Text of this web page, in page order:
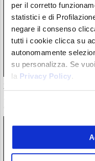
per il corretto
statistici e di
negare il consenso
tutti i cookie clicca su
autonomamente
su personalizza. Se
la Privacy Policy.
30 milioni in crypto